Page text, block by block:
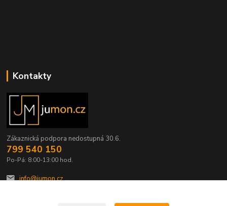
Kontakty
Zákaznická podpora nedostupná 30.6.
799 540 150
Po-Pá: 8:00-13:00 hod.
info@jumon.cz